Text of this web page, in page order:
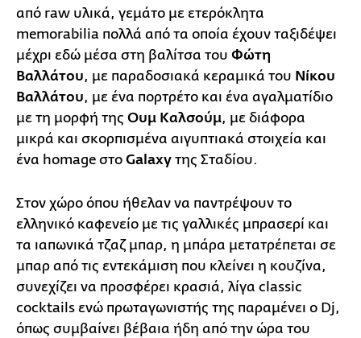
από raw υλικά, γεμάτο με ετερόκλητα
memorabilia πολλά από τα οποία έχουν ταξιδέψει
μέχρι εδώ μέσα στη βαλίτσα του Φώτη
Βαλλάτου, με παραδοσιακά κεραμικά του Νίκου
Βαλλάτου, με ένα πορτρέτο και ένα αγαλματίδιο
με τη μορφή της Ουμ Καλσούμ, με διάφορα
μικρά και σκορπισμένα αιγυπτιακά στοιχεία και
ένα homage στο Galaxy της Σταδίου.
Στον χώρο όπου ήθελαν να παντρέψουν το
ελληνικό καφενείο με τις γαλλικές μπρασερί και
τα ιαπωνικά τζαζ μπαρ, η μπάρα μετατρέπεται σε
μπαρ από τις εντεκάμιση που κλείνει η κουζίνα,
συνεχίζει να προσφέρει κρασιά, λίγα classic
cocktails ενώ πρωταγωνιστής της παραμένει ο Dj,
όπως συμβαίνει βέβαια ήδη από την ώρα του